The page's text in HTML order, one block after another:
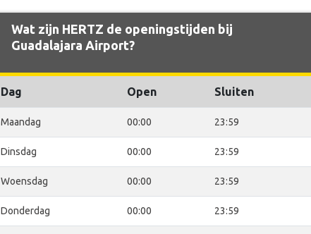
Wat zijn HERTZ de openingstijden bij
Guadalajara Airport?
Dag Open Sluiten
Maandag 00:00 23:59
Dinsdag 00:00 23:59
Woensdag 00:00 23:59
Donderdag 00:00 23:59